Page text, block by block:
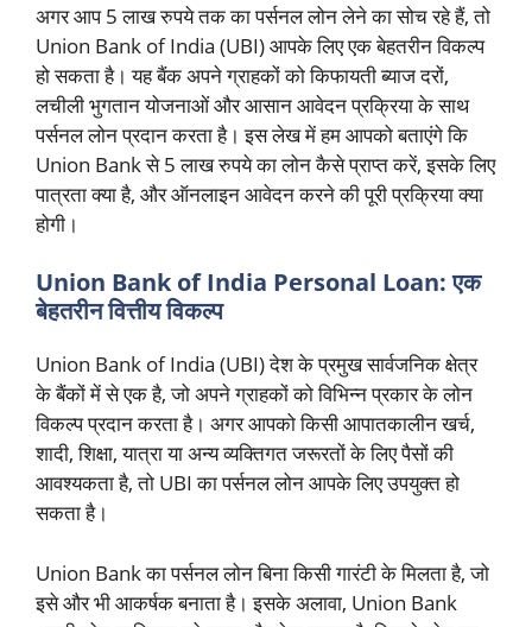
अगर आप 5 लाख रुपये तक का पर्सनल लोन लेने का सोच रहे हैं, तो
Union Bank of India (UBI) आपके लिए एक बेहतरीन विकल्प
हो सकता है। यह बैंक अपने ग्राहकों को किफायती ब्याज दरों,
लचीली भुगतान योजनाओं और आसान आवेदन प्रक्रिया के साथ
पर्सनल लोन प्रदान करता है। इस लेख में हम आपको बताएंगे कि
Union Bank से 5 लाख रुपये का लोन कैसे प्राप्त करें, इसके लिए
पात्रता क्या है, और ऑनलाइन आवेदन करने की पूरी प्रक्रिया क्या
होगी।
Union Bank of India Personal Loan: एक
बेहतरीन वित्तीय विकल्प
Union Bank of India (UBI) देश के प्रमुख सार्वजनिक क्षेत्र
के बैंकों में से एक है, जो अपने ग्राहकों को विभिन्न प्रकार के लोन
विकल्प प्रदान करता है। अगर आपको किसी आपातकालीन खर्च,
शादी, शिक्षा, यात्रा या अन्य व्यक्तिगत जरूरतों के लिए पैसों की
आवश्यकता है, तो UBI का पर्सनल लोन आपके लिए उपयुक्त हो
सकता है।
Union Bank का पर्सनल लोन बिना किसी गारंटी के मिलता है, जो
इसे और भी आकर्षक बनाता है। इसके अलावा, Union Bank